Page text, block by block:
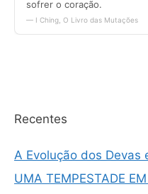
Recentes
A Evolução dos Devas
UMA TEMPESTADE